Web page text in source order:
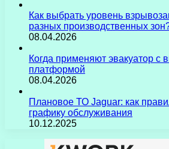
Как выбрать уровень
разных производственных
08.04.2026
Когда применяют эвакуатор с
платформой
08.04.2026
Плановое ТО Jaguar: как
графику обслуживания
10.12.2025